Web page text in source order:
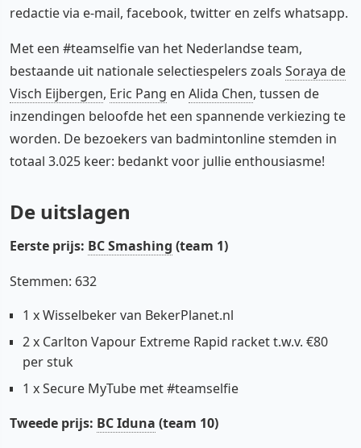
redactie via e-mail, facebook, twitter en zelfs whatsapp.
Met een #teamselfie van het Nederlandse team,
bestaande uit nationale selectiespelers zoals Soraya de
Visch Eijbergen, Eric Pang en Alida Chen, tussen de
inzendingen beloofde het een spannende verkiezing te
worden. De bezoekers van badmintonline stemden in
totaal 3.025 keer: bedankt voor jullie enthousiasme!
De uitslagen
Eerste prijs: BC Smashing (team 1)
Stemmen: 632
1 x Wisselbeker van BekerPlanet.nl
2 x Carlton Vapour Extreme Rapid racket t.w.v. €80
per stuk
1 x Secure MyTube met #teamselfie
Tweede prijs: BC Iduna (team 10)